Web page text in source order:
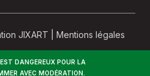
JIXART Mentions légales
DANGEREUX POUR LA
AVEC MODÉRATION.